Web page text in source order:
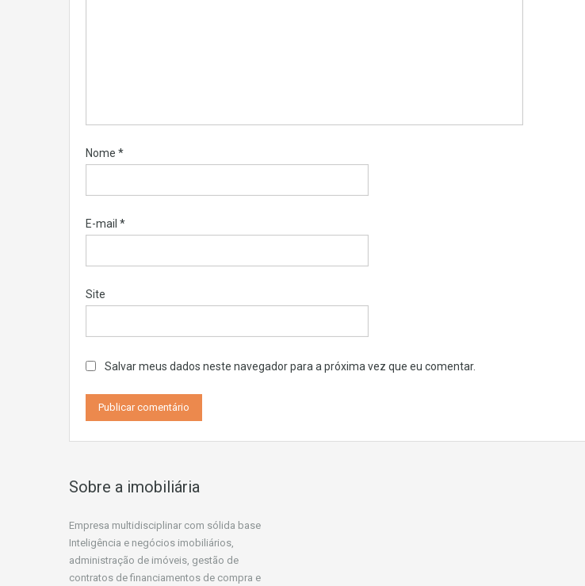
Nome *
E-mail *
Site
Salvar meus dados neste navegador para a próxima vez que eu comentar.
Sobre a imobiliária
Empresa multidisciplinar com sólida base
Inteligência e negócios imobiliários,
administração de imóveis, gestão de
contratos de financiamentos de compra e